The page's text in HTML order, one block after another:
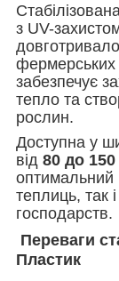
з UV-
фермерських
забезпечує
тепло та
рослин.
Доступна у
від 80 до
оптимальний
теплиць, так
господарств.
Переваги
Пластик